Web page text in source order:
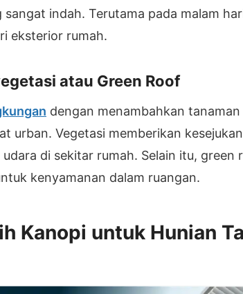
indah. Terutama pada malam
eksterior rumah.
atau Green Roof
dengan menambahkan tanaman
urban. Vegetasi memberikan
di sekitar rumah. Selain itu, green
kenyamanan dalam ruangan.
Kanopi untuk Hunian